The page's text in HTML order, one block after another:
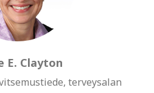
E. Clayton
terveysalan